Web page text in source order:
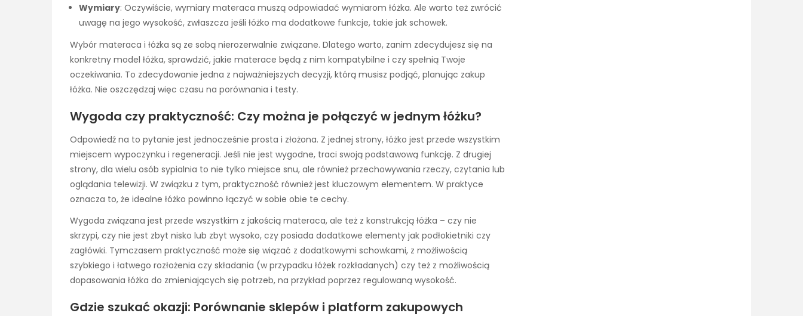
Wymiary: Oczywiście, wymiary materaca muszą odpowiadać wymiarom łóżka. Ale warto też zwrócić
uwagę na jego wysokość, zwłaszcza jeśli łóżko ma dodatkowe funkcje, takie jak schowek.
Wybór materaca i łóżka są ze sobą nierozerwalnie związane. Dlatego warto, zanim zdecydujesz się na
konkretny model łóżka, sprawdzić, jakie materace będą z nim kompatybilne i czy spełnią Twoje
oczekiwania. To zdecydowanie jedna z najważniejszych decyzji, którą musisz podjąć, planując zakup
łóżka. Nie oszczędzaj więc czasu na porównania i testy.
Wygoda czy praktyczność: Czy można je połączyć w jednym łóżku?
Odpowiedź na to pytanie jest jednocześnie prosta i złożona. Z jednej strony, łóżko jest przede wszystkim
miejscem wypoczynku i regeneracji. Jeśli nie jest wygodne, traci swoją podstawową funkcję. Z drugiej
strony, dla wielu osób sypialnia to nie tylko miejsce snu, ale również przechowywania rzeczy, czytania lub
oglądania telewizji. W związku z tym, praktyczność również jest kluczowym elementem. W praktyce
oznacza to, że idealne łóżko powinno łączyć w sobie obie te cechy.
Wygoda związana jest przede wszystkim z jakością materaca, ale też z konstrukcją łóżka – czy nie
skrzypi, czy nie jest zbyt nisko lub zbyt wysoko, czy posiada dodatkowe elementy jak podłokietniki czy
zagłówki. Tymczasem praktyczność może się wiązać z dodatkowymi schowkami, z możliwością
szybkiego i łatwego rozłożenia czy składania (w przypadku łóżek rozkładanych) czy też z możliwością
dopasowania łóżka do zmieniających się potrzeb, na przykład poprzez regulowaną wysokość.
Gdzie szukać okazji: Porównanie sklepów i platform zakupowych